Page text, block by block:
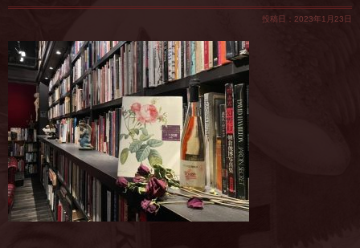
投稿日：2023年1月23日